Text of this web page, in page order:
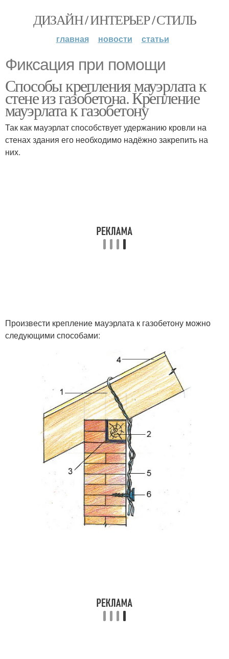
ДИЗАЙН / ИНТЕРЬЕР / СТИЛЬ
главная новости статьи
Фиксация при помощи
Способы крепления мауэрлата к
стене из газобетона. Крепление
мауэрлата к газобетону
Так как мауэрлат способствует удержанию кровли на
стенах здания его необходимо надёжно закрепить на
них.
Произвести крепление мауэрлата к газобетону можно
следующими способами: